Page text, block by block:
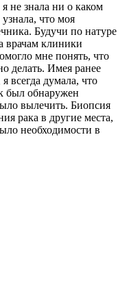
не знала ни о каком
что моя
Будучи по натуре
врачам клиники
мне понять, что
делать. Имея ранее
всегда думала, что
был обнаружен
вылечить. Биопсия
рака в другие места,
необходимости в